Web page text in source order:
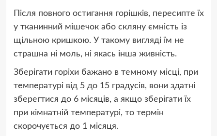
Після повного остигання горішків, пересипте їх
у тканинний мішечок або скляну ємність із
щільною кришкою. У такому вигляді їм не
страшна ні моль, ні якась інша живність.
Зберігати горіхи бажано в темному місці, при
температурі від 5 до 15 градусів, вони здатні
зберегтися до 6 місяців, а якщо зберігати їх
при кімнатній температурі, то термін
скорочується до 1 місяця.